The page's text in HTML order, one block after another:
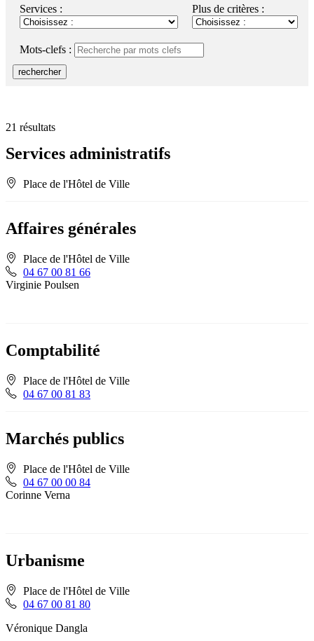
Services :
Plus de critères :
Mots-clefs :
rechercher
21 résultats
Services administratifs
Place de l'Hôtel de Ville
Affaires générales
Place de l'Hôtel de Ville
04 67 00 81 66
Virginie Poulsen
Comptabilité
Place de l'Hôtel de Ville
04 67 00 81 83
Marchés publics
Place de l'Hôtel de Ville
04 67 00 00 84
Corinne Verna
Urbanisme
Place de l'Hôtel de Ville
04 67 00 81 80
Véronique Dangla